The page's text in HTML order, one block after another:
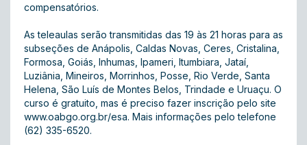
compensatórios.
As teleaulas serão transmitidas das 19 às 21 horas para as
subseções de Anápolis, Caldas Novas, Ceres, Cristalina,
Formosa, Goiás, Inhumas, Ipameri, Itumbiara, Jataí,
Luziânia, Mineiros, Morrinhos, Posse, Rio Verde, Santa
Helena, São Luís de Montes Belos, Trindade e Uruaçu. O
curso é gratuito, mas é preciso fazer inscrição pelo site
www.oabgo.org.br/esa. Mais informações pelo telefone
(62) 335-6520.